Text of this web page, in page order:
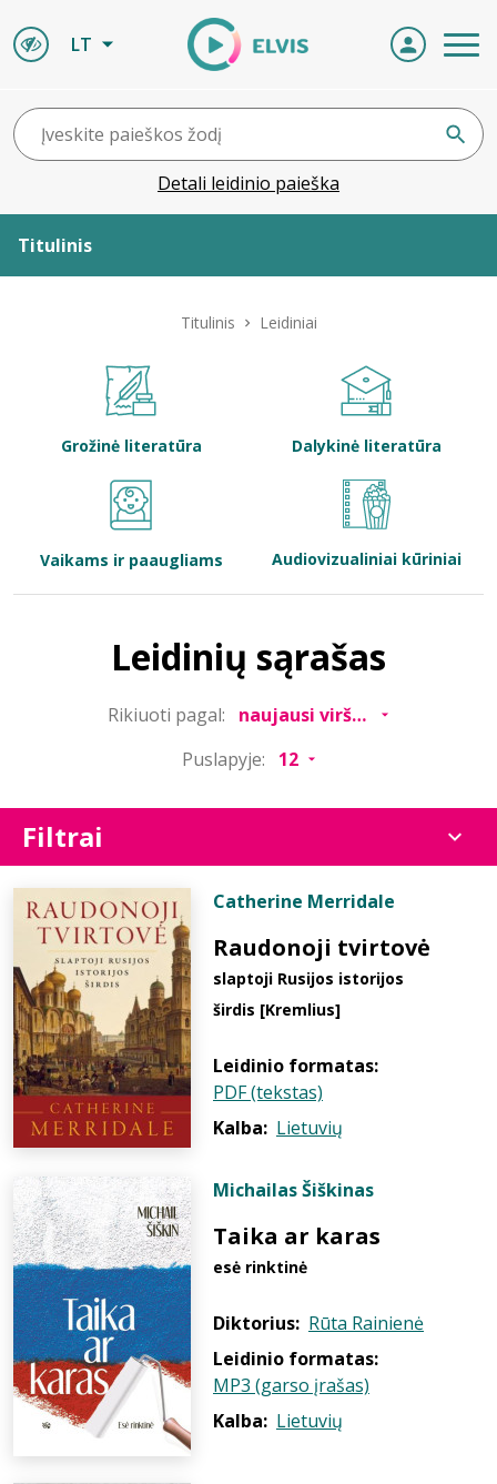
LT
Detali leidinio paieška
Titulinis
Bibliotekoms
Titulinis Leidiniai
Grožinė literatūra Dalykinė literatūra
Vaikams ir paaugliams Audiovizualiniai kūriniai
Leidinių sąrašas
Rikiuoti pagal:
Puslapyje:
Filtrai
Catherine Merridale
Raudonoji tvirtovė
slaptoji Rusijos istorijos
širdis [Kremlius]
Leidinio formatas:
PDF (tekstas)
Kalba: Lietuvių
Michailas Šiškinas
Taika ar karas
esė rinktinė
Diktorius: Rūta Rainienė
Leidinio formatas:
MP3 (garso įrašas)
Kalba: Lietuvių